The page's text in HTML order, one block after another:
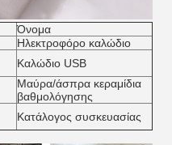
Όνομα
Ηλεκτροφόρο καλώδιο
Καλώδιο USB
Μαύρα/άσπρα κεραμίδια
βαθμολόγησης
Κατάλογος συσκευασίας